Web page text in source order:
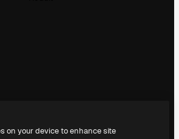
on your device to enhance site